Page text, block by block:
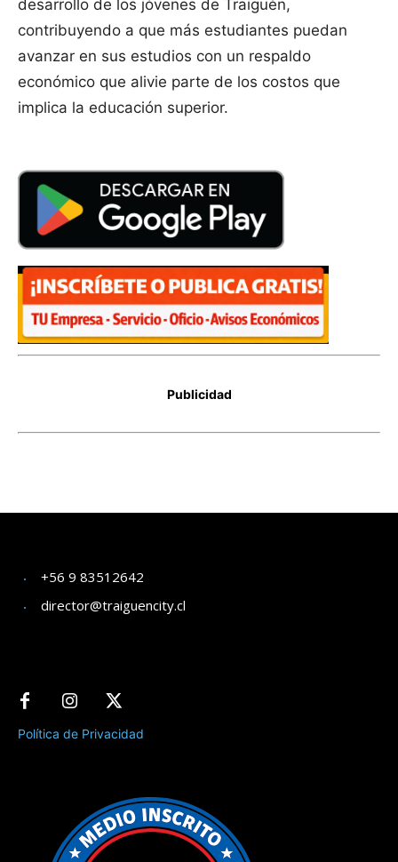
+56 9 83512642
director@traiguencity.cl
Política de Privacidad